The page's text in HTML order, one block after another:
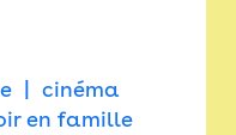
cinéma
en famille